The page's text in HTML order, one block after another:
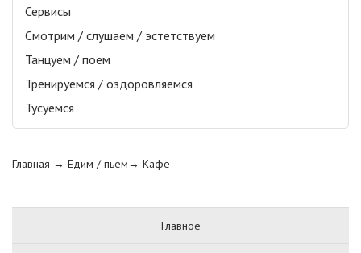
Сервисы
Смотрим / слушаем / эстетствуем
Танцуем / поем
Тренируемся / оздоровляемся
Тусуемся
Главная → Едим / пьем→ Кафе
Главное